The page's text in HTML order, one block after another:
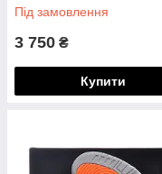
Під замовлення
3 750 ₴
Купити